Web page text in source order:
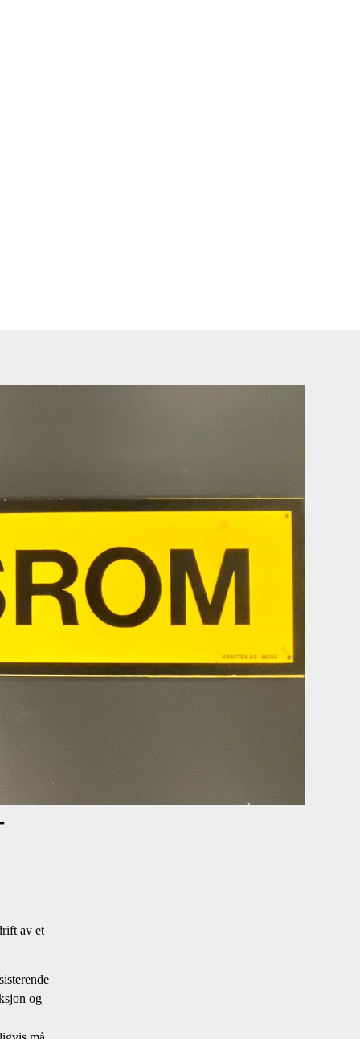
av et
og